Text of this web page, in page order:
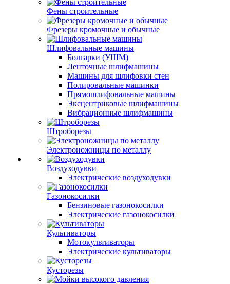
Фены строительные
Фрезеры кромочные и обычные
Шлифовальные машины
Болгарки (УШМ)
Ленточные шлифмашины
Машины для шлифовки стен
Полировальные машинки
Прямошлифовальные машины
Эксцентриковые шлифмашины
Вибрационные шлифмашины
Штроборезы
Электроножницы по металлу
Воздуходувки
Электрические воздуходувки
Газонокосилки
Бензиновые газонокосилки
Электрические газонокосилки
Культиваторы
Мотокультиваторы
Электрические культиваторы
Кусторезы